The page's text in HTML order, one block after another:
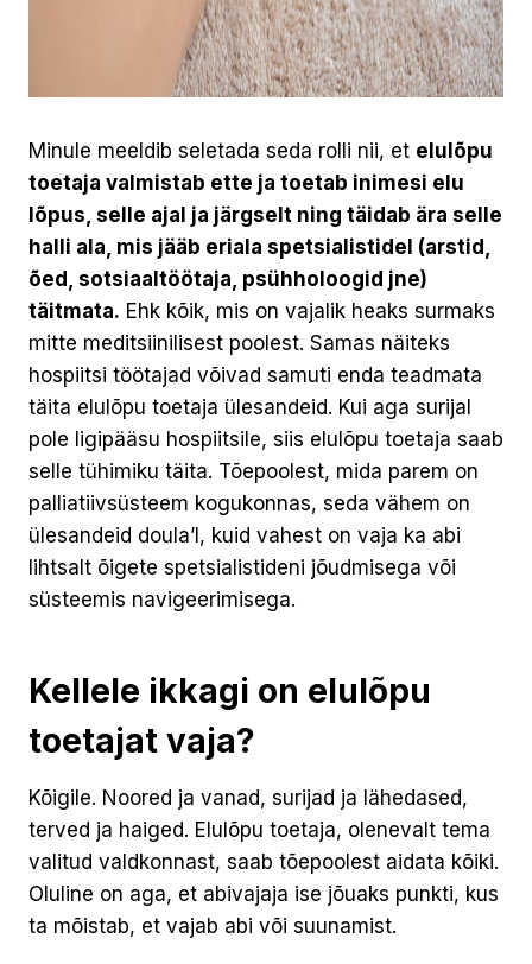
Minule meeldib seletada seda rolli nii, et elulõpu
toetaja valmistab ette ja toetab inimesi elu
lõpus, selle ajal ja järgselt ning täidab ära selle
halli ala, mis jääb eriala spetsialistidel (arstid,
õed, sotsiaaltöötaja, psühholoogid jne)
täitmata. Ehk kõik, mis on vajalik heaks surmaks
mitte meditsiinilisest poolest. Samas näiteks
hospiitsi töötajad võivad samuti enda teadmata
täita elulõpu toetaja ülesandeid. Kui aga surijal
pole ligipääsu hospiitsile, siis elulõpu toetaja saab
selle tühimiku täita. Tõepoolest, mida parem on
palliatiivsüsteem kogukonnas, seda vähem on
ülesandeid doula’l, kuid vahest on vaja ka abi
lihtsalt õigete spetsialistideni jõudmisega või
süsteemis navigeerimisega.
Kellele ikkagi on elulõpu
toetajat vaja?
Kõigile. Noored ja vanad, surijad ja lähedased,
terved ja haiged. Elulõpu toetaja, olenevalt tema
valitud valdkonnast, saab tõepoolest aidata kõiki.
Oluline on aga, et abivajaja ise jõuaks punkti, kus
ta mõistab, et vajab abi või suunamist.